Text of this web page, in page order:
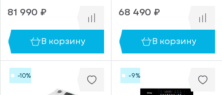
81 990 ₽
В корзину
68 490 ₽
В корзину
-10% -9%